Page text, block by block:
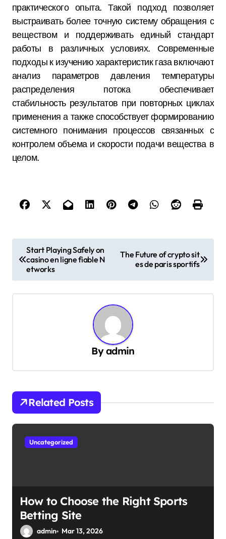
практического опыта. Такой подход позволяет
выстраивать более точную систему обращения с
веществом и поддерживать единый стандарт
работы в различных условиях. Современные
подходы к изучению характеристик газа включают
анализ параметров давления температуры
распределения потока обеспечивает
стабильность результатов при повторных циклах
применения а также способствует формированию
системного понимания процессов связанных с
контролем объема и скорости подачи вещества в
целом.
o
s
t
a
t
i
Start Playing Safely on
casino en ligne fiable N
etworks
The Future of crypto sit
es de paris sportifs
Byadmin
Related Posts
Uncategorized
How to Choose the Right Sports
Betting Site
admin Mar 13, 2026